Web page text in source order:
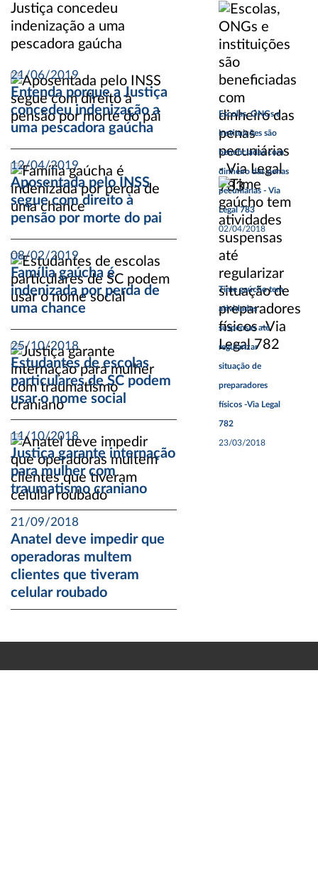
21/06/2019
Entenda porque a Justiça
concedeu indenização a
uma pescadora gaúcha
12/04/2019
Aposentada pelo INSS
segue com direito à
pensão por morte do pai
08/02/2019
Família gaúcha é
indenizada por perda de
uma chance
25/10/2018
Estudantes de escolas
particulares de SC podem
usar o nome social
11/10/2018
Justiça garante internação
para mulher com
traumatismo craniano
21/09/2018
Anatel deve impedir que
operadoras multem
clientes que tiveram
celular roubado
Escolas, ONGs e
instituições são
beneficiadas com
dinheiro das penas
pecuniárias - Via
Legal 783
02/04/2018
Time gaúcho tem
atividades
suspensas até
regularizar
situação de
preparadores
físicos -Via Legal
782
23/03/2018